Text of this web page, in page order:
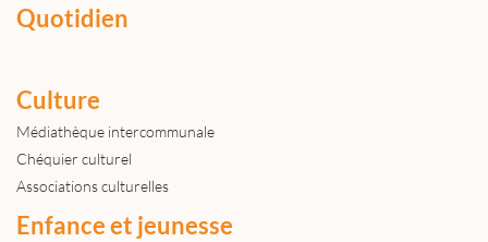
Quotidien
Culture
Médiathèque intercommunale
Chéquier culturel
Associations culturelles
Enfance et jeunesse